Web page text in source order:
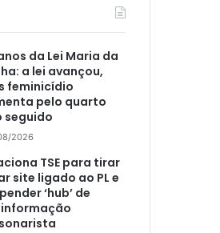
da Lei Maria da
a lei avançou,
feminicídio
pelo quarto
seguido
2026
TSE para tirar
site ligado ao PL e
‘hub’ de